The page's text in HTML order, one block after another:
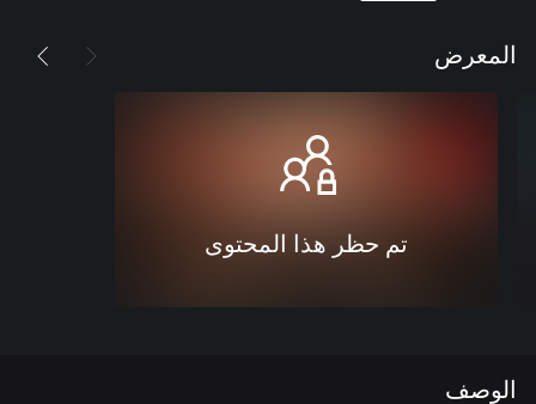
المعرض
تم حظر هذا المحتوى
الوصف